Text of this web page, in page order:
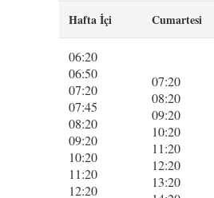
Hafta İçi Cumartesi
06:20
06:50
07:20
07:45
08:20
09:20
10:20
11:20
12:20
07:20
08:20
09:20
10:20
11:20
12:20
13:20